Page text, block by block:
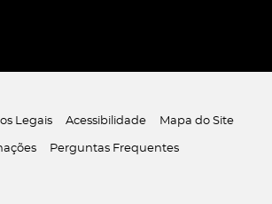
Legais Acessibilidade Mapa do Site
Perguntas Frequentes